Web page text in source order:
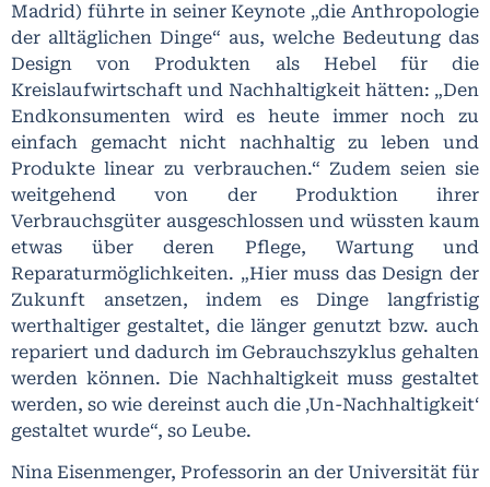
Madrid) führte in seiner Keynote „die Anthropologie
der alltäglichen Dinge“ aus, welche Bedeutung das
Design von Produkten als Hebel für die
Kreislaufwirtschaft und Nachhaltigkeit hätten: „Den
Endkonsumenten wird es heute immer noch zu
einfach gemacht nicht nachhaltig zu leben und
Produkte linear zu verbrauchen.“ Zudem seien sie
weitgehend von der Produktion ihrer
Verbrauchsgüter ausgeschlossen und wüssten kaum
etwas über deren Pflege, Wartung und
Reparaturmöglichkeiten. „Hier muss das Design der
Zukunft ansetzen, indem es Dinge langfristig
werthaltiger gestaltet, die länger genutzt bzw. auch
repariert und dadurch im Gebrauchszyklus gehalten
werden können. Die Nachhaltigkeit muss gestaltet
werden, so wie dereinst auch die ‚Un-Nachhaltigkeit‘
gestaltet wurde“, so Leube.
Nina Eisenmenger, Professorin an der Universität für